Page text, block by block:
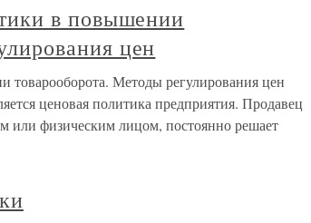
в повышении
цен
Методы регулирования цен
ценовая политика предприятия. Продавец
или физическим лицом, постоянно решает